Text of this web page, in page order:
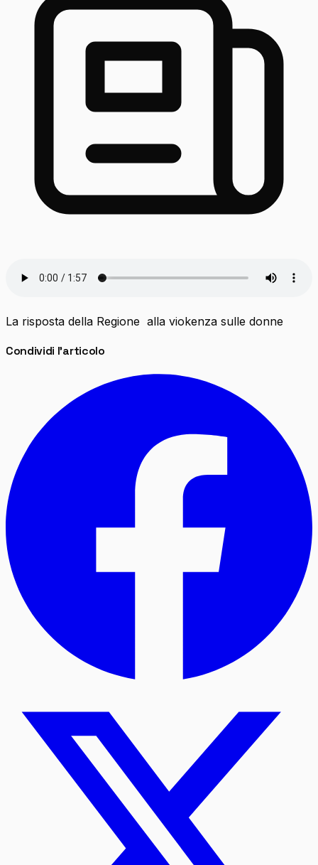
La risposta della Regione alla viokenza sulle donne
Condividi l'articolo